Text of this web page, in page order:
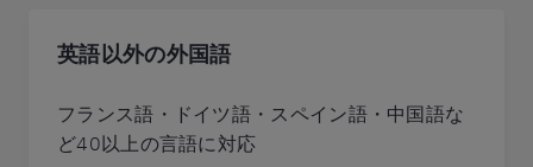
英語以外の外国語
フランス語・ドイツ語・スペイン語・中国語な
ど40以上の言語に対応